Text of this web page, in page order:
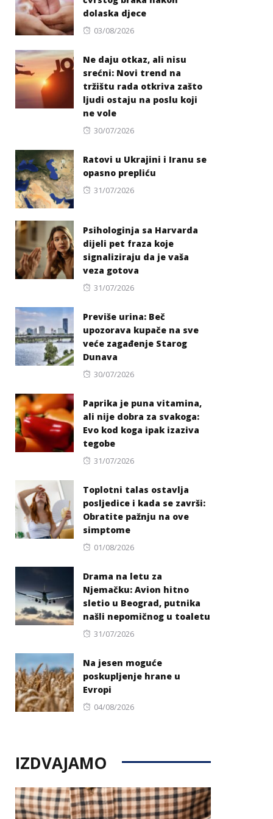
dolaska djece
Posted
03/08/2026
Ne daju otkaz, ali nisu
srećni: Novi trend na
tržištu rada otkriva zašto
ljudi ostaju na poslu koji
ne vole
Posted
30/07/2026
Ratovi u Ukrajini i Iranu se
opasno prepliću
Posted
31/07/2026
Psihologinja sa Harvarda
dijeli pet fraza koje
signaliziraju da je vaša
veza gotova
Posted
31/07/2026
Previše urina: Beč
upozorava kupače na sve
veće zagađenje Starog
Dunava
Posted
30/07/2026
Paprika je puna vitamina,
ali nije dobra za svakoga:
Evo kod koga ipak izaziva
tegobe
Posted
31/07/2026
Toplotni talas ostavlja
posljedice i kada se završi:
Obratite pažnju na ove
simptome
Posted
01/08/2026
Drama na letu za
Njemačku: Avion hitno
sletio u Beograd, putnika
našli nepomičnog u toaletu
Posted
31/07/2026
Na jesen moguće
poskupljenje hrane u
Evropi
Posted
04/08/2026
IZDVAJAMO